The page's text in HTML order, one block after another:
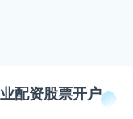
配资股票开户